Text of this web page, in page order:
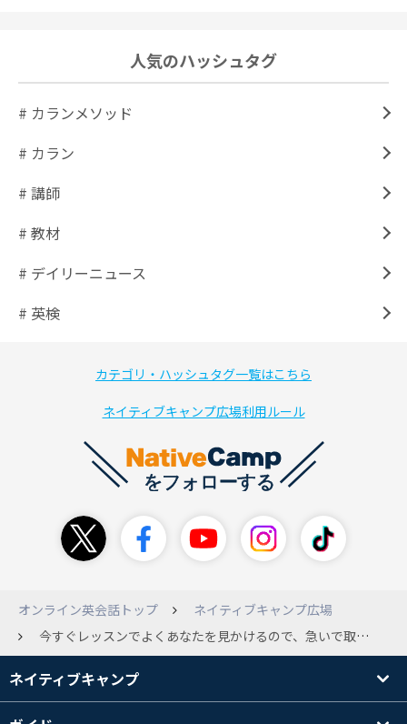
人気のハッシュタグ
# カランメソッド
# カラン
# 講師
# 教材
# デイリーニュース
# 英検
カテゴリ・ハッシュタグ一覧はこちら
ネイティブキャンプ広場利用ルール
オンライン英会話トップ
ネイティブキャンプ広場
今すぐレッスンでよくあなたを見かけるので、急いで取るけど、いつも早押しに負けてしまう。 これのうまい言い方はあるでしょうか。 今すぐレッスンや早押しの適切な言い方が分からず…。 写真を見てすぐ取るというと、たまに先生の顔が、？？になっています。
ネイティブキャンプ